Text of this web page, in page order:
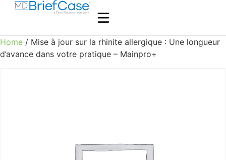
Home / Mise à jour sur la rhinite allergique : Une longueur
d’avance dans votre pratique – Mainpro+